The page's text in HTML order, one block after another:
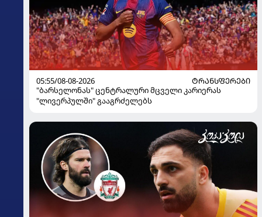
05:55/08-08-2026
ᲢᲠᲐᲜᲡᲤᲔᲠᲔᲑᲘ
"ბარსელონას" ცენტრალური მცველი კარიერას
"ლივერპულში" გააგრძელებს